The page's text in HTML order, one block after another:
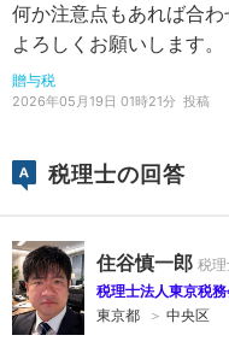
何か注意点もあれば合わ
よろしくお願いします。
贈与税
2026年05月19日 01時21分 投稿
税理士の回答
住谷慎一郎
税理士法人東京税
東京都
＞ 中央区